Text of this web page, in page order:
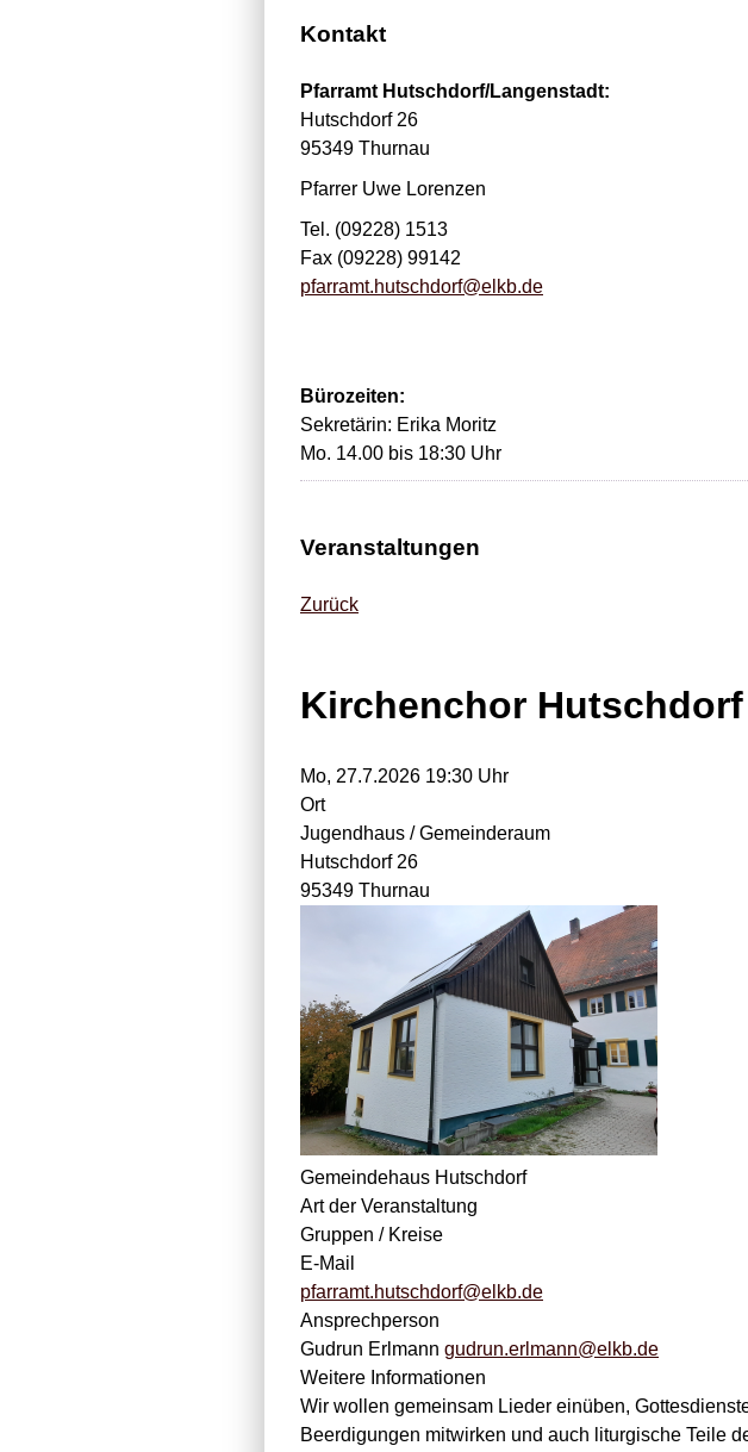
Kontakt
Pfarramt Hutschdorf/Langenstadt:
Hutschdorf 26
95349 Thurnau
Pfarrer Uwe Lorenzen
Tel. (09228) 1513
Fax (09228) 99142
pfarramt.hutschdorf@elkb.de
Bürozeiten:
Sekretärin: Erika Moritz
Mo. 14.00 bis 18:30 Uhr
Veranstaltungen
Zurück
Kirchenchor Hutschdorf
Mo, 27.7.2026 19:30 Uhr
Ort
Jugendhaus / Gemeinderaum
Hutschdorf 26
95349 Thurnau
Gemeindehaus Hutschdorf
Art der Veranstaltung
Gruppen / Kreise
E-Mail
pfarramt.hutschdorf@elkb.de
Ansprechperson
Gudrun Erlmann gudrun.erlmann@elkb.de
Weitere Informationen
Wir wollen gemeinsam Lieder einüben,
Beerdigungen mitwirken und auch liturgische Teile